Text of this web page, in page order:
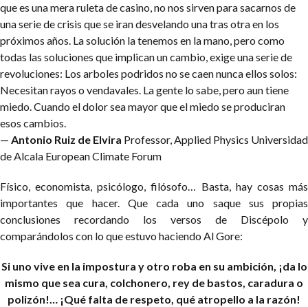
que es una mera ruletade casino, no nos sirven para sacarnos de
una serie de crisis que se irandesvelando una tras otra en los
próximos años. La solución la tenemos en la mano, pero como
todas las soluciones que implican un cambio, exige una serie de
revoluciones: Los arboles podridos no se caen nunca ellos solos:
Necesitan rayos o vendavales. La gente lo sabe, pero aun tiene
miedo. Cuando el dolor sea mayor que elmiedo se produciran
esos cambios.
— Antonio Ruiz de Elvira Professor, Applied Physics Universidad
de Alcala European Climate Forum
Físico, economista, psicólogo, filósofo… Basta, hay cosas más
importantes que hacer. Que cada uno saque sus propias
conclusiones recordando los versos de Discépolo y
comparándolos con lo que estuvo haciendo Al Gore:
Si uno vive en la impostura y otro roba en su ambición, ¡da lo
mismo que sea cura, colchonero, rey de bastos, caradura o
polizón!… ¡Qué falta de respeto, qué atropello a la razón!